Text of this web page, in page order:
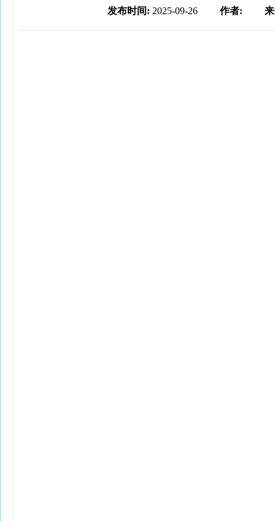
发布时间: 2025-09-26 作者: